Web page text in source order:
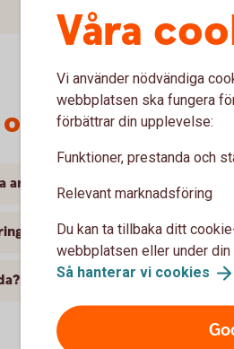
svar
anslutas till försäkringarna?
Våra
Vi använder nödvändiga
webbplatsen ska fungera
förbättrar din upplevelse:
Funktioner, prestanda och
Relevant marknadsföring
Du kan ta tillbaka ditt
webbplatsen eller under din
Så hanterar vi cookies